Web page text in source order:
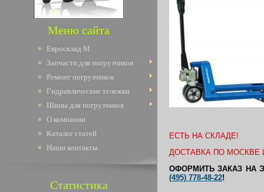
Меню сайта
Евросклад М
Запчасти для погрузчиков
Ремонт погрузчиков
Гидравлические тележки
Шины для погрузчиков
О компании
Каталог статей
Наши контакты
Статистика
ЕСТЬ НА СКЛАДЕ!
ДОСТАВКА ПО МОСКВЕ
ОФОРМИТЬ ЗАКАЗ НА
(495) 778-48-22!